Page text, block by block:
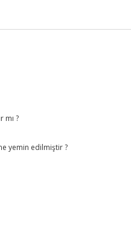
mı ?
yemin edilmiştir ?